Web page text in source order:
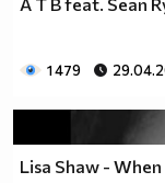
1 479
Lisa Shaw - When